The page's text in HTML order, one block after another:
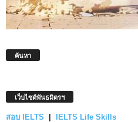
ค้นหา
เว็บไซต์พันธมิตรฯ
สอบ IELTS | IELTS Life Skills